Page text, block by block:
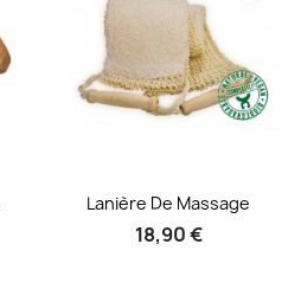
Aperçu rapide
Lanière De Massage
18,90 €